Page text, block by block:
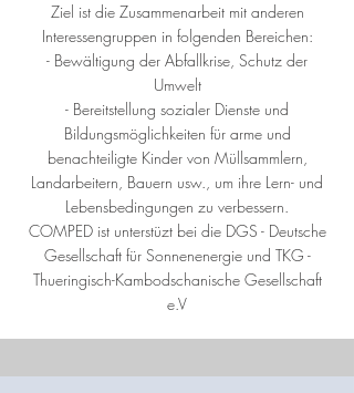
Ziel ist die Zusammenarbeit mit anderen
Interessengruppen in folgenden Bereichen:
- Bewältigung der Abfallkrise, Schutz der
Umwelt
- Bereitstellung sozialer Dienste und
Bildungsmöglichkeiten für arme und
benachteiligte Kinder von Müllsammlern,
Landarbeitern, Bauern usw., um ihre Lern- und
Lebensbedingungen zu verbessern.
COMPED ist unterstüzt bei die DGS - Deutsche
Gesellschaft für Sonnenenergie und TKG -
Thueringisch-Kambodschanische Gesellschaft
e.V